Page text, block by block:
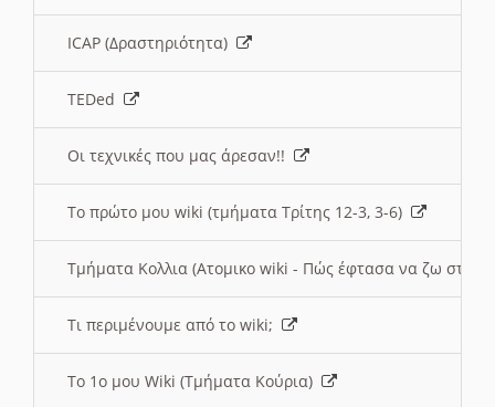
ICAP (Δραστηριότητα)
TEDed
Οι τεχνικές που μας άρεσαν!!
Το πρώτο μου wiki (τμήματα Τρίτης 12-3, 3-6)
Τμήματα Κολλια (Ατομικο wiki - Πώς έφτασα να ζω στην
Τι περιμένουμε από το wiki;
Το 1ο μου Wiki (Τμήματα Κούρια)